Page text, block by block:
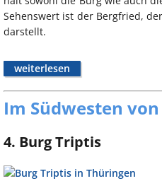
Sehenswert ist der Bergfried,
darstellt.
weiterlesen
Im Südwesten von
4. Burg Triptis